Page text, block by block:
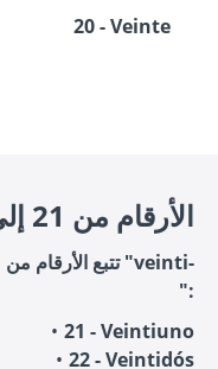
20 - Veinte
2. الأرقام من 21 إلى 100
":
21 - Veintiuno
22 - Veintidós